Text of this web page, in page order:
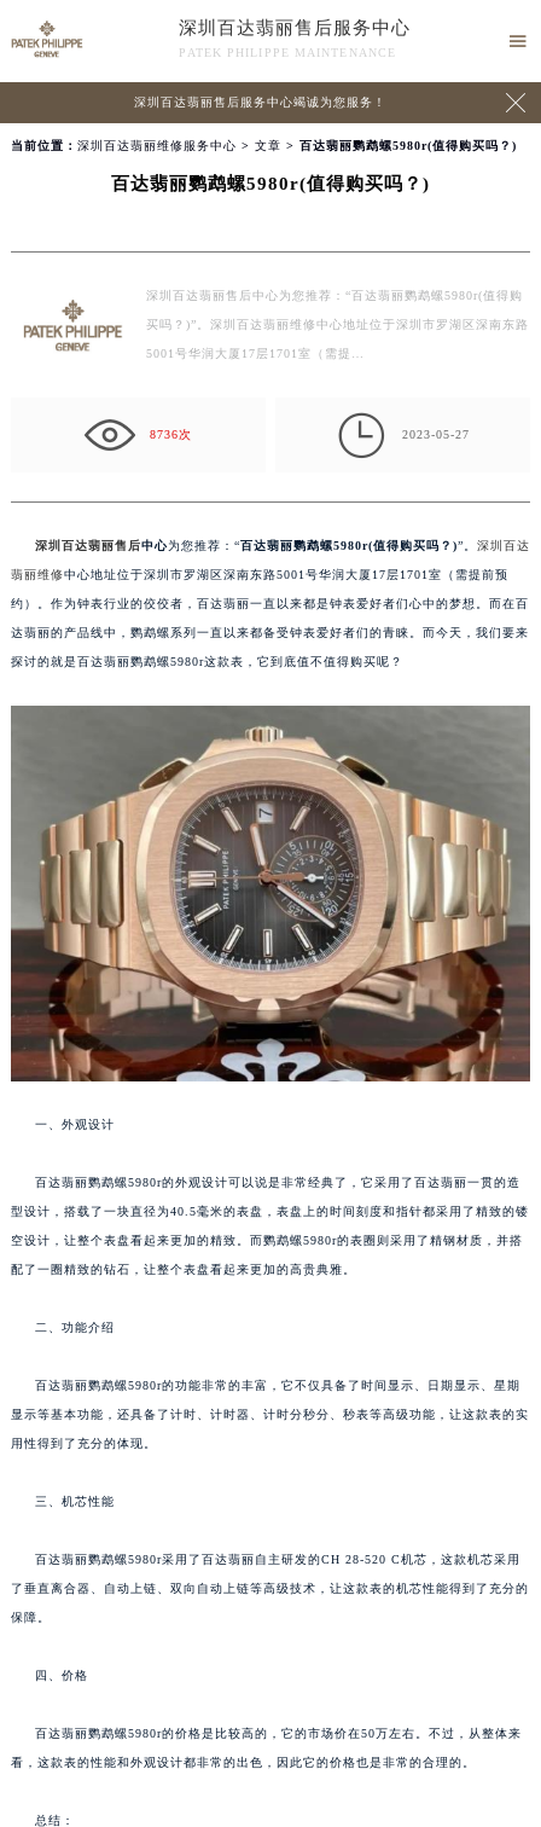
深圳百达翡丽售后服务中心
PATEK PHILIPPE MAINTENANCE

深圳百达翡丽售后服务中心竭诚为您服务！ 
当前位置： 深圳百达翡丽维修服务中心 > 文章 > 百达翡丽鹦鹉螺5980r(值得购买吗？)
百达翡丽鹦鹉螺5980r(值得购买吗？)
深圳百达翡丽售后中心为您推荐：“百达翡丽鹦鹉螺5980r(值得购
买吗？)”。深圳百达翡丽维修中心地址位于深圳市罗湖区深南东路
5001号华润大厦17层1701室（需提…
8736次  2023-05-27
深圳百达翡丽售后中心为您推荐：“百达翡丽鹦鹉螺5980r(值得购买吗？)”。 深圳百达
翡丽维修中心地址位于深圳市罗湖区深南东路5001号华润大厦17层1701室（需提前预
约）。作为钟表行业的佼佼者，百达翡丽一直以来都是钟表爱好者们心中的梦想。而在百
达翡丽的产品线中，鹦鹉螺系列一直以来都备受钟表爱好者们的青睐。而今天，我们要来
探讨的就是百达翡丽鹦鹉螺5980r这款表，它到底值不值得购买呢？
一、外观设计
百达翡丽鹦鹉螺5980r的外观设计可以说是非常经典了，它采用了百达翡丽一贯的造
型设计，搭载了一块直径为40.5毫米的表盘，表盘上的时间刻度和指针都采用了精致的镂
空设计，让整个表盘看起来更加的精致。而鹦鹉螺5980r的表圈则采用了精钢材质，并搭
配了一圈精致的钻石，让整个表盘看起来更加的高贵典雅。
二、功能介绍
百达翡丽鹦鹉螺5980r的功能非常的丰富，它不仅具备了时间显示、日期显示、星期
显示等基本功能，还具备了计时、计时器、计时分秒分、秒表等高级功能，让这款表的实
用性得到了充分的体现。
三、机芯性能
百达翡丽鹦鹉螺5980r采用了百达翡丽自主研发的CH 28-520 C机芯，这款机芯采用
了垂直离合器、自动上链、双向自动上链等高级技术，让这款表的机芯性能得到了充分的
保障。
四、价格
百达翡丽鹦鹉螺5980r的价格是比较高的，它的市场价在50万左右。不过，从整体来
看，这款表的性能和外观设计都非常的出色，因此它的价格也是非常的合理的。
总结：